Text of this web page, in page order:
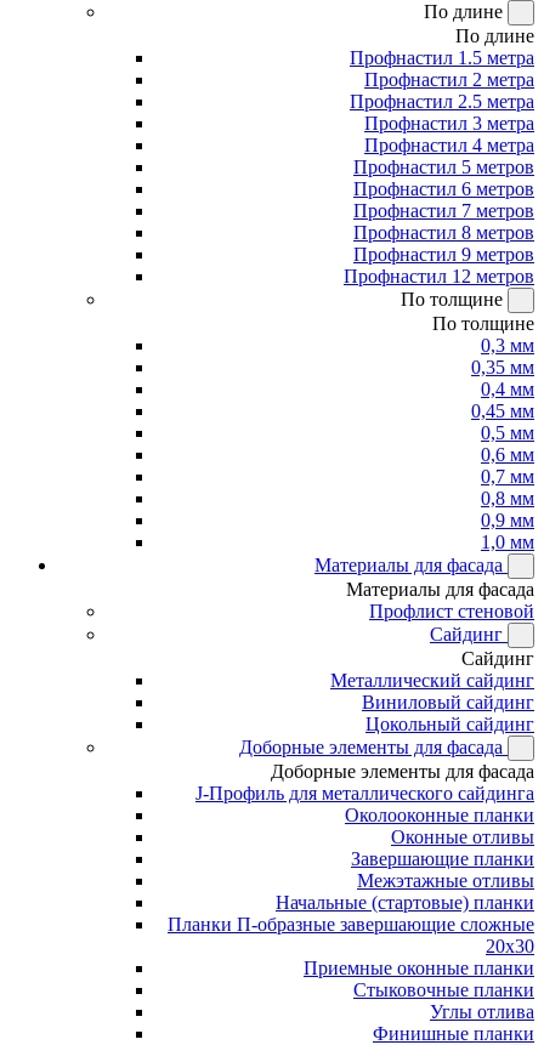
По длине
По длине
Профнастил 1.5 метра
Профнастил 2 метра
Профнастил 2.5 метра
Профнастил 3 метра
Профнастил 4 метра
Профнастил 5 метров
Профнастил 6 метров
Профнастил 7 метров
Профнастил 8 метров
Профнастил 9 метров
Профнастил 12 метров
По толщине
По толщине
0,3 мм
0,35 мм
0,4 мм
0,45 мм
0,5 мм
0,6 мм
0,7 мм
0,8 мм
0,9 мм
1,0 мм
Материалы для фасада
Материалы для фасада
Профлист стеновой
Сайдинг
Сайдинг
Металлический сайдинг
Виниловый сайдинг
Цокольный сайдинг
Доборные элементы для фасада
Доборные элементы для фасада
J-Профиль для металлического сайдинга
Околооконные планки
Оконные отливы
Завершающие планки
Межэтажные отливы
Начальные (стартовые) планки
Планки П-образные завершающие сложные
20x30
Приемные оконные планки
Стыковочные планки
Углы отлива
Финишные планки